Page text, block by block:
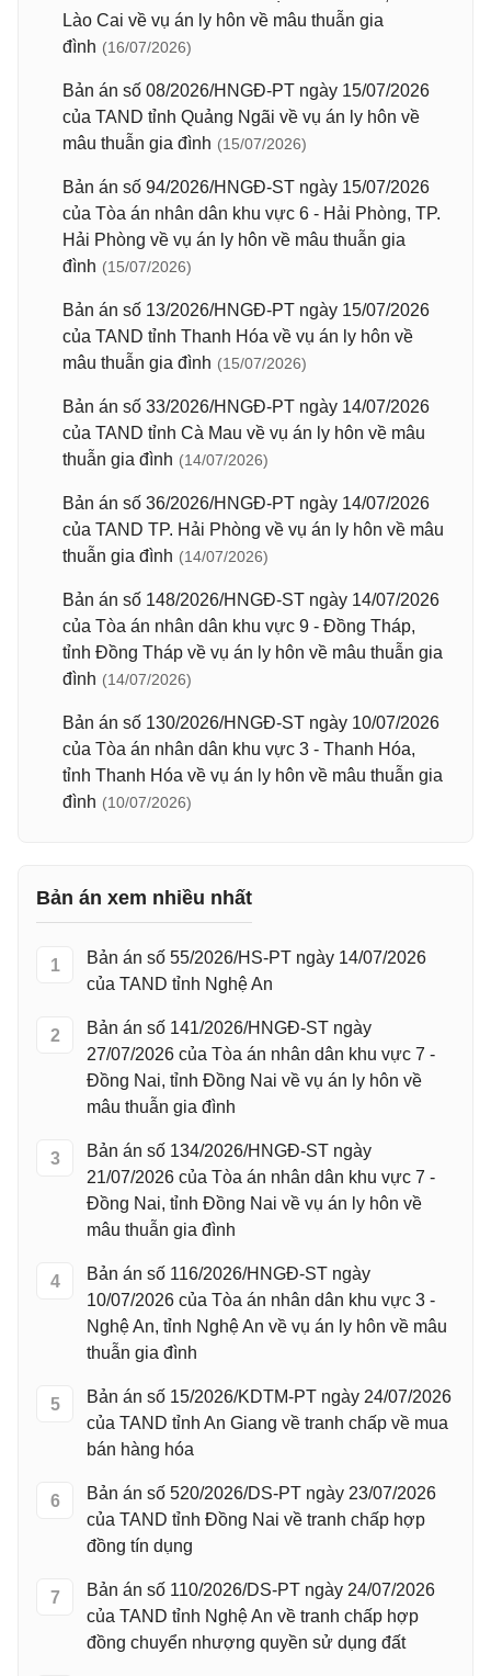
Lào Cai về vụ án ly hôn về mâu thuẫn gia
đình (16/07/2026)
Bản án số 08/2026/HNGĐ-PT ngày 15/07/2026
của TAND tỉnh Quảng Ngãi về vụ án ly hôn về
mâu thuẫn gia đình (15/07/2026)
Bản án số 94/2026/HNGĐ-ST ngày 15/07/2026
của Tòa án nhân dân khu vực 6 - Hải Phòng, TP.
Hải Phòng về vụ án ly hôn về mâu thuẫn gia
đình (15/07/2026)
Bản án số 13/2026/HNGĐ-PT ngày 15/07/2026
của TAND tỉnh Thanh Hóa về vụ án ly hôn về
mâu thuẫn gia đình (15/07/2026)
Bản án số 33/2026/HNGĐ-PT ngày 14/07/2026
của TAND tỉnh Cà Mau về vụ án ly hôn về mâu
thuẫn gia đình (14/07/2026)
Bản án số 36/2026/HNGĐ-PT ngày 14/07/2026
của TAND TP. Hải Phòng về vụ án ly hôn về mâu
thuẫn gia đình (14/07/2026)
Bản án số 148/2026/HNGĐ-ST ngày 14/07/2026
của Tòa án nhân dân khu vực 9 - Đồng Tháp,
tỉnh Đồng Tháp về vụ án ly hôn về mâu thuẫn gia
đình (14/07/2026)
Bản án số 130/2026/HNGĐ-ST ngày 10/07/2026
của Tòa án nhân dân khu vực 3 - Thanh Hóa,
tỉnh Thanh Hóa về vụ án ly hôn về mâu thuẫn gia
đình (10/07/2026)
Bản án xem nhiều nhất
1
Bản án số 55/2026/HS-PT ngày 14/07/2026
của TAND tỉnh Nghệ An
2
Bản án số 141/2026/HNGĐ-ST ngày
27/07/2026 của Tòa án nhân dân khu vực 7 -
Đồng Nai, tỉnh Đồng Nai về vụ án ly hôn về
mâu thuẫn gia đình
3
Bản án số 134/2026/HNGĐ-ST ngày
21/07/2026 của Tòa án nhân dân khu vực 7 -
Đồng Nai, tỉnh Đồng Nai về vụ án ly hôn về
mâu thuẫn gia đình
4
Bản án số 116/2026/HNGĐ-ST ngày
10/07/2026 của Tòa án nhân dân khu vực 3 -
Nghệ An, tỉnh Nghệ An về vụ án ly hôn về mâu
thuẫn gia đình
5
Bản án số 15/2026/KDTM-PT ngày 24/07/2026
của TAND tỉnh An Giang về tranh chấp về mua
bán hàng hóa
6
Bản án số 520/2026/DS-PT ngày 23/07/2026
của TAND tỉnh Đồng Nai về tranh chấp hợp
đồng tín dụng
7
Bản án số 110/2026/DS-PT ngày 24/07/2026
của TAND tỉnh Nghệ An về tranh chấp hợp
đồng chuyển nhượng quyền sử dụng đất